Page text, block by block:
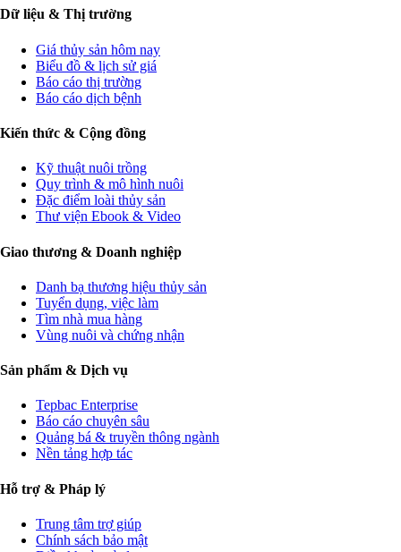
Dữ liệu & Thị trường
Giá thủy sản hôm nay
Biểu đồ & lịch sử giá
Báo cáo thị trường
Báo cáo dịch bệnh
Kiến thức & Cộng đồng
Kỹ thuật nuôi trồng
Quy trình & mô hình nuôi
Đặc điểm loài thủy sản
Thư viện Ebook & Video
Giao thương & Doanh nghiệp
Danh bạ thương hiệu thủy sản
Tuyển dụng, việc làm
Tìm nhà mua hàng
Vùng nuôi và chứng nhận
Sản phẩm & Dịch vụ
Tepbac Enterprise
Báo cáo chuyên sâu
Quảng bá & truyền thông ngành
Nền tảng hợp tác
Hỗ trợ & Pháp lý
Trung tâm trợ giúp
Chính sách bảo mật